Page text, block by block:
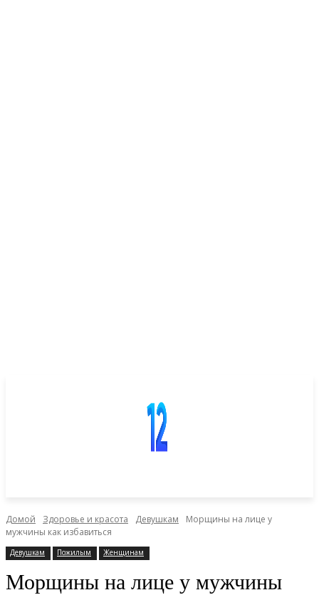
Домой Здоровье и красота Девушкам
Морщины на лице у
мужчины как избавиться
Девушкам Пожилым Женщинам
Морщины на лице у мужчины